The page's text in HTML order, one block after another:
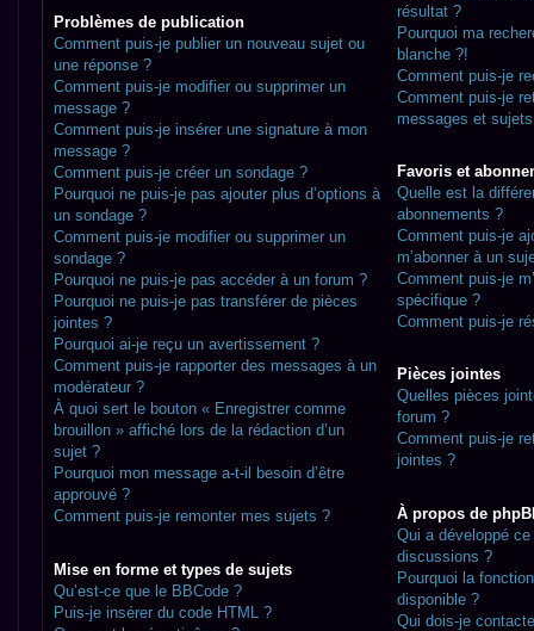
Problèmes de publication
Comment puis-je publier un nouveau sujet ou
une réponse ?
Comment puis-je modifier ou supprimer un
message ?
Comment puis-je insérer une signature à mon
message ?
Comment puis-je créer un sondage ?
Pourquoi ne puis-je pas ajouter plus d’options à
un sondage ?
Comment puis-je modifier ou supprimer un
sondage ?
Pourquoi ne puis-je pas accéder à un forum ?
Pourquoi ne puis-je pas transférer de pièces
jointes ?
Pourquoi ai-je reçu un avertissement ?
Comment puis-je rapporter des messages à un
modérateur ?
À quoi sert le bouton « Enregistrer comme
brouillon » affiché lors de la rédaction d’un
sujet ?
Pourquoi mon message a-t-il besoin d’être
approuvé ?
Comment puis-je remonter mes sujets ?
Mise en forme et types de sujets
Qu’est-ce que le BBCode ?
Puis-je insérer du code HTML ?
résultat ?
Pourquoi ma
blanche ?!
Comment puis-je
Comment puis-je
messages et
Favoris et
Quelle est la
abonnements ?
Comment puis-je
m’abonner à un
Comment puis-je
spécifique ?
Comment puis-je
Pièces jointes
Quelles pièces
forum ?
Comment puis-je
jointes ?
À propos de
Qui a développé
discussions ?
Pourquoi la
disponible ?
Qui dois-je